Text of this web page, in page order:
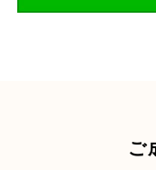
店頭